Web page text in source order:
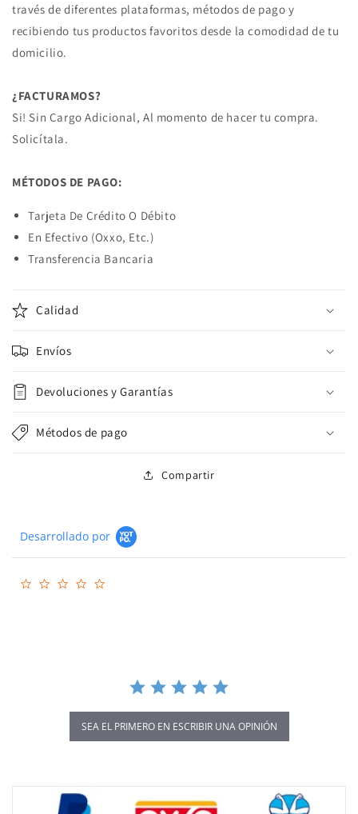
través de diferentes plataformas, métodos de pago y
recibiendo tus productos favoritos desde la comodidad de tu
domicilio.
¿FACTURAMOS?
Si! Sin Cargo Adicional, Al momento de hacer tu compra.
Solicítala.
MÉTODOS DE PAGO:
Tarjeta De Crédito O Débito
En Efectivo (Oxxo, Etc.)
Transferencia Bancaria
Calidad
Envíos
Devoluciones y Garantías
Métodos de pago
Compartir
Desarrollado por
SEA EL PRIMERO EN ESCRIBIR UNA OPINIÓN